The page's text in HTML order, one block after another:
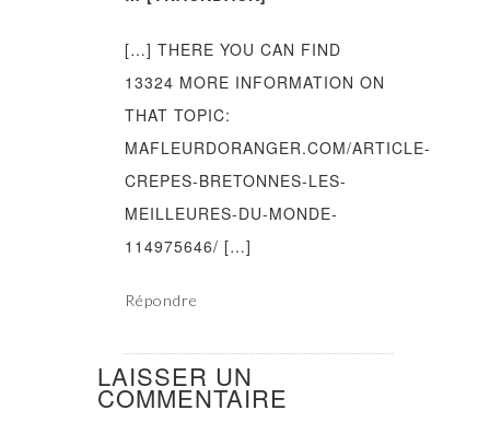
[…] THERE YOU CAN FIND
13324 MORE INFORMATION ON
THAT TOPIC:
MAFLEURDORANGER.COM/ARTICLE-
CREPES-BRETONNES-LES-
MEILLEURES-DU-MONDE-
114975646/ […]
Répondre
LAISSER UN
COMMENTAIRE